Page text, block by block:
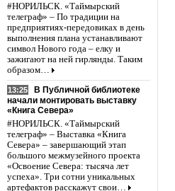
#НОРИЛЬСК. «Таймырский
телеграф» – По традиции на
предприятиях-передовиках в день
выполнения плана устанавливают
символ Нового года – елку и
зажигают на ней гирлянды. Таким
образом…
13:25
В Публичной библиотеке
начали монтировать выставку
«Книга Севера»
#НОРИЛЬСК. «Таймырский
телеграф» – Выставка «Книга
Севера» – завершающий этап
большого межмузейного проекта
«Освоение Севера: тысяча лет
успеха». Три сотни уникальных
артефактов расскажут свои…